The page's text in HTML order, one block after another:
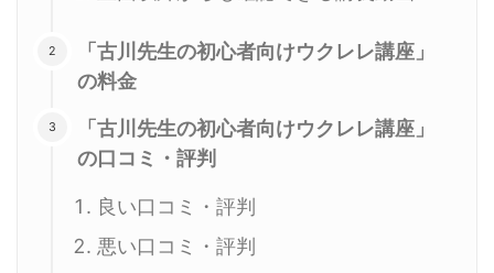
「古川先生の初心者向けウクレレ講座」
の料金
「古川先生の初心者向けウクレレ講座」
の口コミ・評判
良い口コミ・評判
悪い口コミ・評判